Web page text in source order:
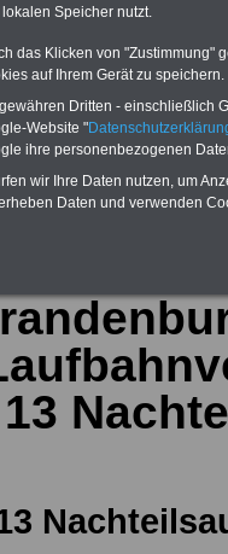
13
Speicher nutzt.
das Klicken von "Zustimmung"
auf Ihrem Gerät zu speichern.
Dritten - einschließlich
Website "
ihre personenbezogenen
wir Ihre Daten nutzen, um
Daten und verwenden